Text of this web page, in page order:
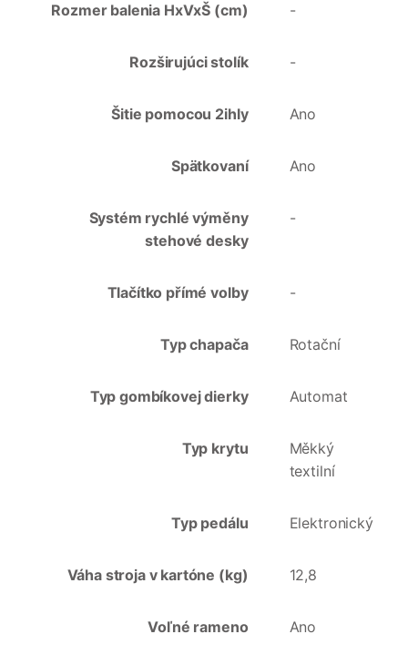
Rozmer balenia HxVxŠ (cm) -
Rozširujúci stolík -
Šitie pomocou 2ihly Ano
Spätkovaní Ano
Systém rychlé výměny
stehové desky
-
Tlačítko přímé volby -
Typ chapača Rotační
Typ gombíkovej dierky Automat
Typ krytu
Měkký
textilní
Typ pedálu Elektronický
Váha stroja v kartóne (kg) 12,8
Voľné rameno Ano